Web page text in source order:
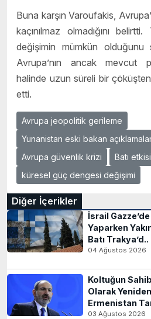
Buna karşın Varoufakis,
kaçınılmaz olmadığını
değişimin mümkün
Avrupa’nın ancak mevcut
halinde uzun süreli bir
etti.
Avrupa jeopolitik gerileme
Yunanistan eski bakan
Avrupa güvenlik krizi
Batı
küresel güç dengesi değişimi
Diğer İçerikler
İsrail
Yaparken
Batı Trakya’d..
04 Ağustos 2026
Koltuğun
Olarak
Ermenistan
03 Ağustos 2026